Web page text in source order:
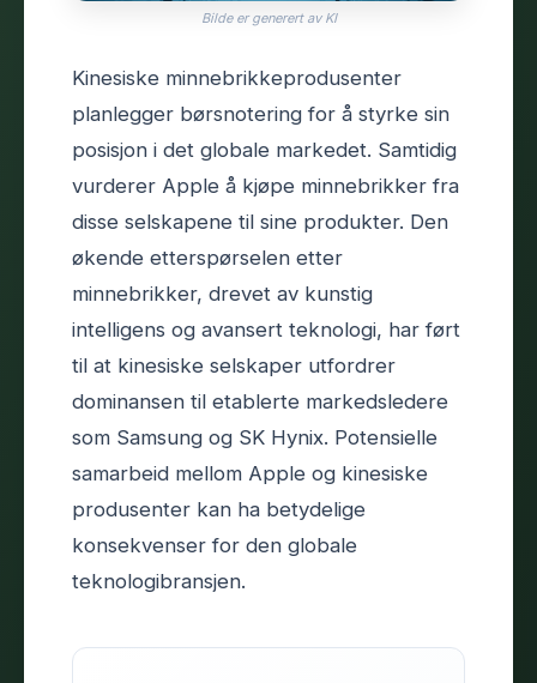
Bilde er generert av KI
Kinesiske minnebrikkeprodusenter
planlegger børsnotering for å styrke sin
posisjon i det globale markedet. Samtidig
vurderer Apple å kjøpe minnebrikker fra
disse selskapene til sine produkter. Den
økende etterspørselen etter
minnebrikker, drevet av kunstig
intelligens og avansert teknologi, har ført
til at kinesiske selskaper utfordrer
dominansen til etablerte markedsledere
som Samsung og SK Hynix. Potensielle
samarbeid mellom Apple og kinesiske
produsenter kan ha betydelige
konsekvenser for den globale
teknologibransjen.